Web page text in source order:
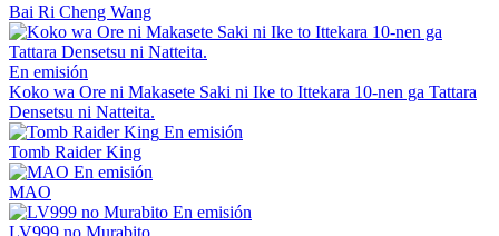
Bai Ri Cheng Wang
En emisión
Koko wa Ore ni Makasete Saki ni Ike to Ittekara 10-nen ga Tattara
Densetsu ni Natteita.
En emisión
Tomb Raider King
En emisión
MAO
En emisión
LV999 no Murabito